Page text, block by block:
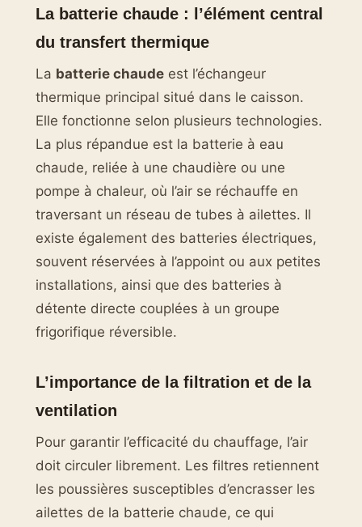
La batterie chaude : l’élément central
du transfert thermique
La batterie chaude est l’échangeur
thermique principal situé dans le caisson.
Elle fonctionne selon plusieurs technologies.
La plus répandue est la batterie à eau
chaude, reliée à une chaudière ou une
pompe à chaleur, où l’air se réchauffe en
traversant un réseau de tubes à ailettes. Il
existe également des batteries électriques,
souvent réservées à l’appoint ou aux petites
installations, ainsi que des batteries à
détente directe couplées à un groupe
frigorifique réversible.
L’importance de la filtration et de la
ventilation
Pour garantir l’efficacité du chauffage, l’air
doit circuler librement. Les filtres retiennent
les poussières susceptibles d’encrasser les
ailettes de la batterie chaude, ce qui